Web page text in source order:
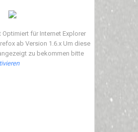
Optimiert für Internet Explorer
ab Version 1.6.x Um diese
zu bekommen bitte